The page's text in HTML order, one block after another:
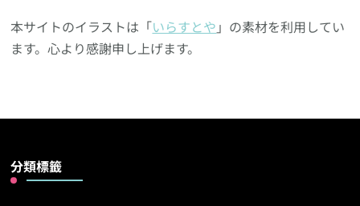
本サイトのイラストは「いらすとや 」の素材を利用してい
ます。心より感謝申し上げます。
分類標籤